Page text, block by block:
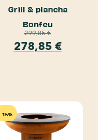
Grill & plancha
Bonfeu
299,85€
278,85 €
-15%